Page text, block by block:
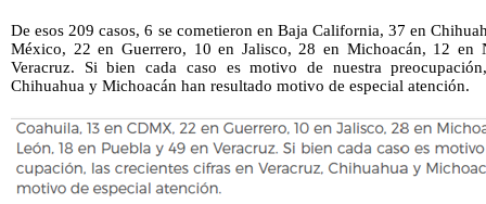
De esos 209 casos, 6 se cometieron en Baja California, 37 en
México, 22 en Guerrero, 10 en Jalisco, 28 en Michoacán, 12
Veracruz. Si bien cada caso es motivo de nuestra
Chihuahua y Michoacán han resultado motivo de especial atención.